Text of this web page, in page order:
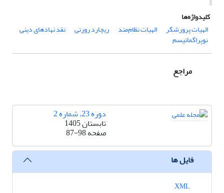
کلیدواژه‌ها
الهیات پرورشگر
الهیات نظام‌مند ریچارد رورتی نقد نهادهای دینی
نوپراگماتیسم
مراجع
دوره 23، شماره 2
تابستان 1405
صفحه87-98
فایل ها